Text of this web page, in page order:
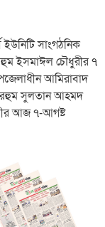
ইউনিটি সাংগঠনিক
ইসমাঈল চৌধুরীর ৭
আমিরাবাদ
মরহুম সুলতান আহমদ
আজ ৭-আগষ্ট